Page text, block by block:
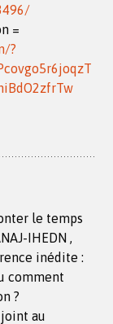
=
?
le temps
IHEDN ,
inédite :
comment
?
au